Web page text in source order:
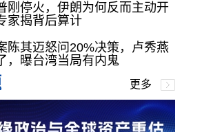
刚停火，伊朗为何反而主动开
家揭背后算计
陈其迈怒问20%决策，卢秀燕
，曝台湾当局有内鬼
更多